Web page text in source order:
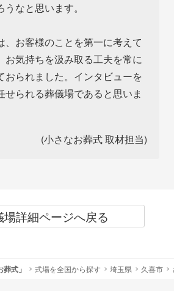
なと思います。
、お客様のことを第一に考えて
お気持ちを汲み取る工夫を常に
おられました。インタビューを
せられる葬儀場であると思いま
(小さなお葬式 取材担当)
場詳細ページへ戻る
式」 式場を全国から探す 埼玉県 久喜市